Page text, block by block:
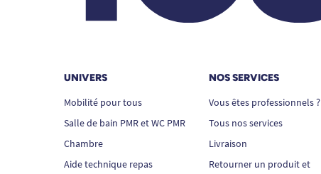
UNIVERS
Mobilité pour tous
Salle de bain PMR et WC PMR
Chambre
Aide technique repas
NOS SERVICES
Vous êtes professionnels ?
Tous nos services
Livraison
Retourner un produit et